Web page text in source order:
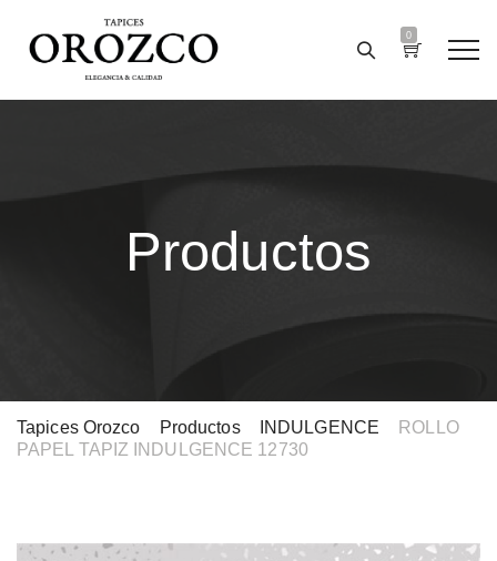
0
Productos
Tapices Orozco Productos> INDULGENCE
ROLLO
PAPEL TAPIZ INDULGENCE 12730